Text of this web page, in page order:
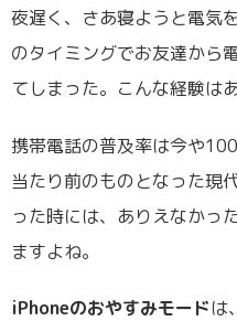
夜遅く、さあ寝ようと電気
のタイミングでお友達から
てしまった。こんな経験は
携帯電話の普及率は今や
当たり前のものとなった現
った時には、ありえなかっ
ますよね。
iPhoneのおやすみモードは